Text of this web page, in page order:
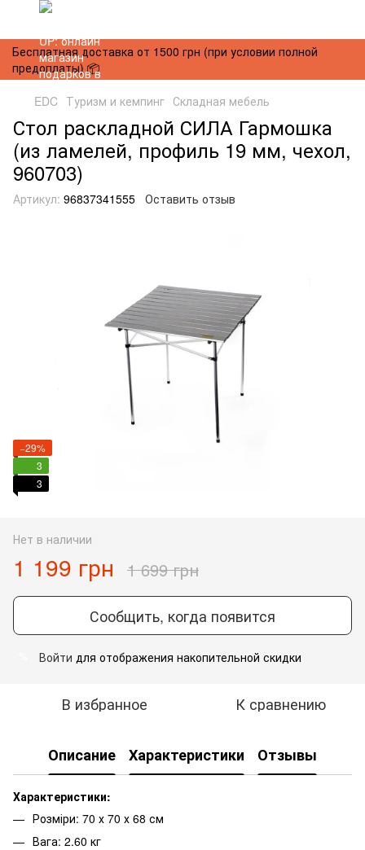
Бесплатная доставка от 1500 грн (при условии полной
предоплаты) 📦
EDC Туризм и кемпинг Складная мебель
Стол раскладной СИЛА Гармошка
(из ламелей, профиль 19 мм, чехол,
960703)
Артикул: 96837341555 Оставить отзыв
−29%
3
3
Нет в наличии
1 199 грн 1 699 грн
Сообщить, когда появится
Войти для отображения накопительной скидки
В избранное К сравнению
Описание Характеристики Отзывы
Характеристики:
Розміри: 70 х 70 х 68 см
Вага: 2.60 кг